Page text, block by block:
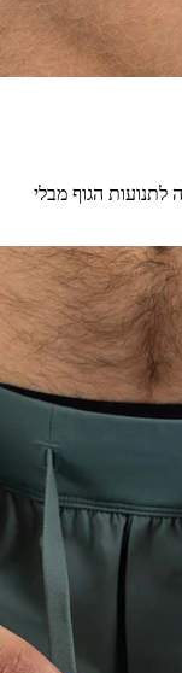
הגוף מבלי